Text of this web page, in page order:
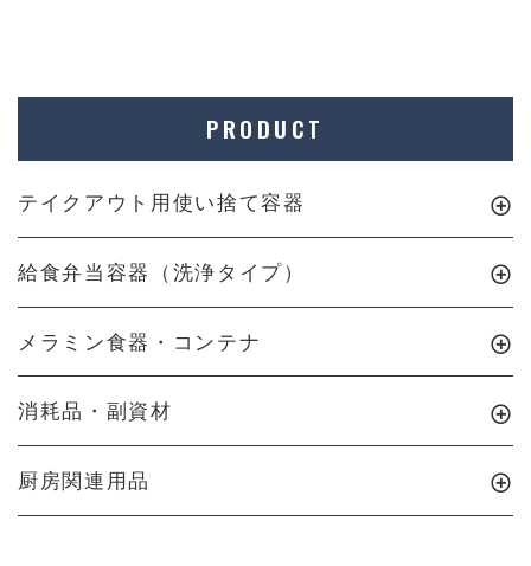
PRODUCT
テイクアウト用使い捨て容器
給食弁当容器（洗浄タイプ）
メラミン食器・コンテナ
消耗品・副資材
厨房関連用品